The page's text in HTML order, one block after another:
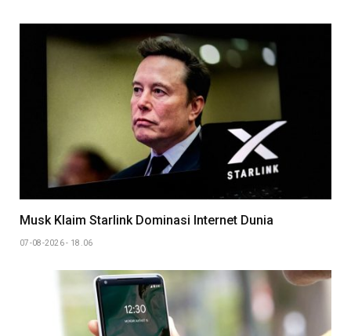
Musk Klaim Starlink Dominasi Internet Dunia
07-08-2026 - 18.06